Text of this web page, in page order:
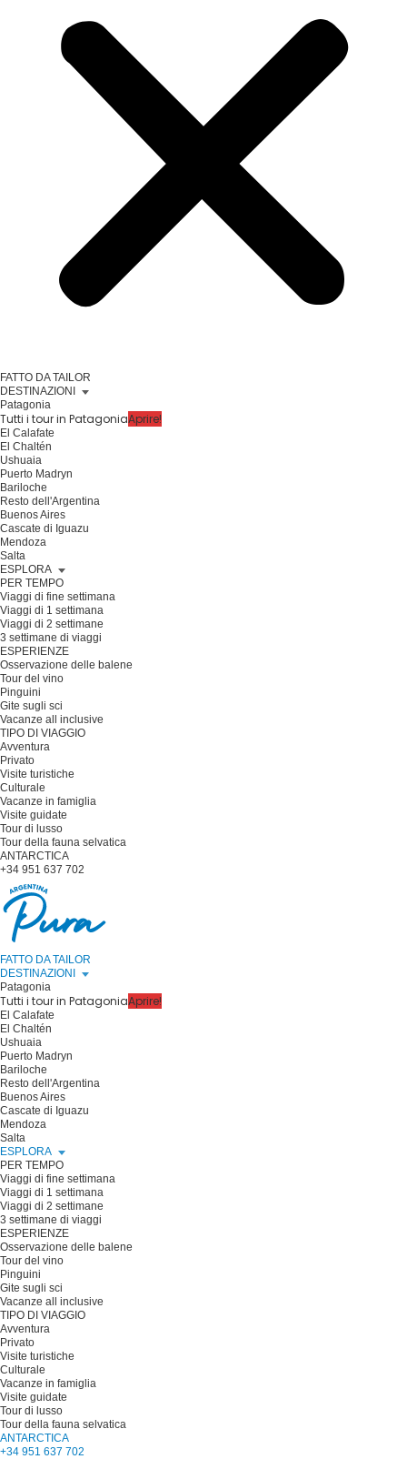
FATTO DA TAILOR
DESTINAZIONI
Patagonia
Tutti i tour in PatagoniaAprire!
El Calafate
El Chaltén
Ushuaia
Puerto Madryn
Bariloche
Resto dell'Argentina
Buenos Aires
Cascate di Iguazu
Mendoza
Salta
ESPLORA
PER TEMPO
Viaggi di fine settimana
Viaggi di 1 settimana
Viaggi di 2 settimane
3 settimane di viaggi
ESPERIENZE
Osservazione delle balene
Tour del vino
Pinguini
Gite sugli sci
Vacanze all inclusive
TIPO DI VIAGGIO
Avventura
Privato
Visite turistiche
Culturale
Vacanze in famiglia
Visite guidate
Tour di lusso
Tour della fauna selvatica
ANTARCTICA
+34 951 637 702
FATTO DA TAILOR
DESTINAZIONI
Patagonia
Tutti i tour in PatagoniaAprire!
El Calafate
El Chaltén
Ushuaia
Puerto Madryn
Bariloche
Resto dell'Argentina
Buenos Aires
Cascate di Iguazu
Mendoza
Salta
ESPLORA
PER TEMPO
Viaggi di fine settimana
Viaggi di 1 settimana
Viaggi di 2 settimane
3 settimane di viaggi
ESPERIENZE
Osservazione delle balene
Tour del vino
Pinguini
Gite sugli sci
Vacanze all inclusive
TIPO DI VIAGGIO
Avventura
Privato
Visite turistiche
Culturale
Vacanze in famiglia
Visite guidate
Tour di lusso
Tour della fauna selvatica
ANTARCTICA
+34 951 637 702